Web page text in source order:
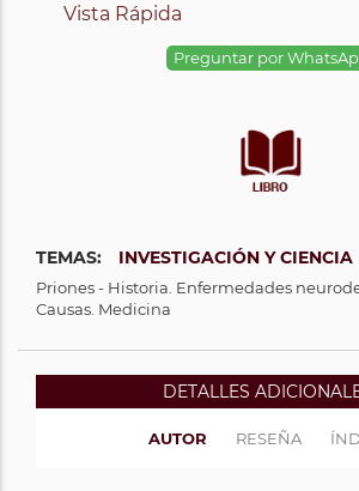
Vista Rápida
Preguntar por
TEMAS: INVESTIGACIÓN Y CIENCIA
Priones - Historia. Enfermedades
Causas. Medicina
DETALLES
AUTOR RESEÑA